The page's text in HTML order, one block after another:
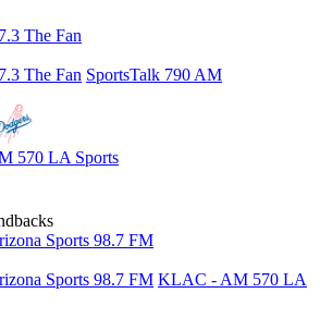
The Fan
The Fan SportsTalk 790 AM
570 LA Sports
Sports 98.7 FM
Sports 98.7 FM KLAC - AM 570 LA